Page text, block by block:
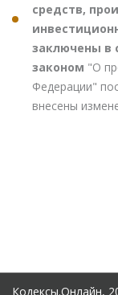
средств,
заключены в
законом "О
Федерации"
внесены
Кодексы.Онлайн,